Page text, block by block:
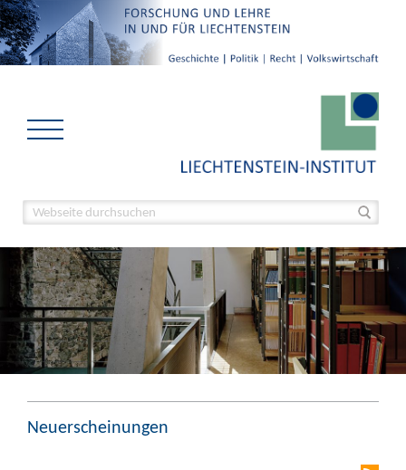
Neuerscheinungen